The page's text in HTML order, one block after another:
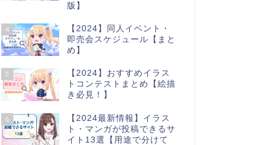
版】
4
【2024】同人イベント・
即売会スケジュール【まと
め】
5
【2024】おすすめイラス
トコンテストまとめ【絵描
き必見！】
6
【2024最新情報】イラス
ト・マンガが投稿できるサ
イト13選【用途で分けて